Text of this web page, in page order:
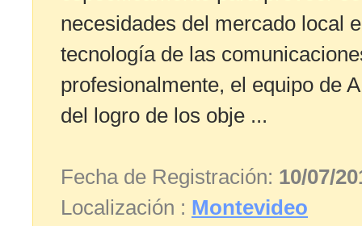
necesidades del mercado local
tecnología de las
profesionalmente, el equipo de
del logro de los obje ...
Fecha de Registración: 10/07/
Localización : Montevideo